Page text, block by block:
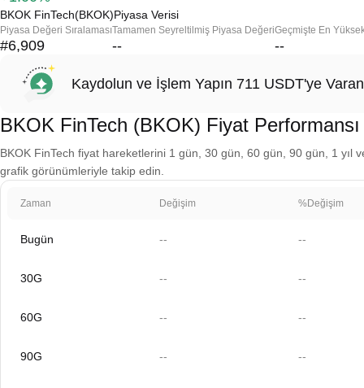
BKOK FinTech(BKOK)Piyasa Verisi
Piyasa Değeri Sıralaması
#6,909
Tamamen Seyreltilmiş Piyasa Değeri
--
Geçmişte En
--
Kaydolun ve İşlem Yapın 711 USDT'ye
BKOK FinTech (BKOK) Fiyat Performansı
BKOK FinTech fiyat hareketlerini 1 gün, 30 gün, 60 gün, 90 gün, 1
grafik görünümleriyle takip edin.
Zaman Değişim %Değişim
Bugün -- --
30G -- --
60G -- --
90G -- --